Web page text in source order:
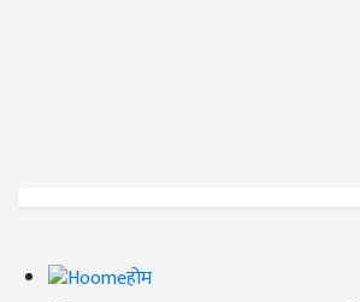
होम